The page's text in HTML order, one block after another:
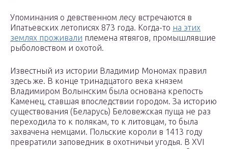
Упоминания о девственном лесу встречаются в
Ипатьевских летописях 873 года. Когда-то на этих
землях проживали племена ятвягов, промышлявшие
рыболовством и охотой.
Известный из истории Владимир Мономах правил
здесь же. В конце тринадцатого века князем
Владимиром Волынским была основана крепость
Каменец, ставшая впоследствии городом. За историю
существования (Беларусь) Беловежская пуща не раз
переходила то к полякам, то к литовцам, то была
захвачена немцами. Польские короли в 1413 году
превратили заповедник в охотничьи угодья. В XVI